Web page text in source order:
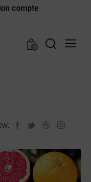
compte
0